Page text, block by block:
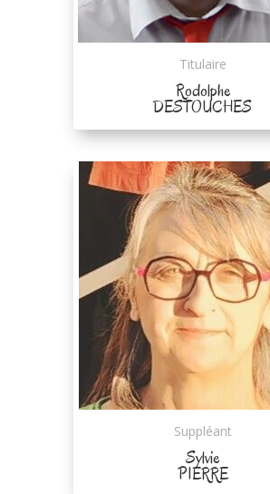
Titulaire
Rodolphe
DESTOUCHES
Suppléant
Sylvie
PIERRE